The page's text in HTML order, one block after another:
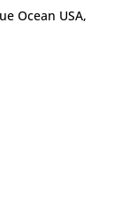
Ocean USA,